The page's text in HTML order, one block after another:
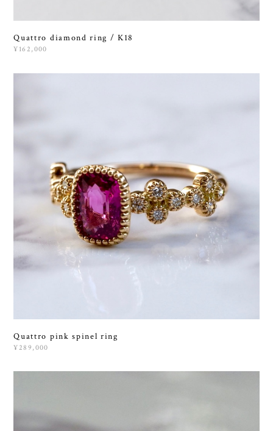
Quattro diamond ring / K18
¥162,000
Quattro pink spinel ring
¥289,000